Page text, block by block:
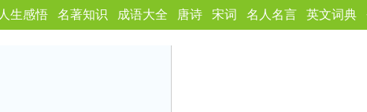
人生感悟 名著知识 成语大全 唐诗 宋词 名人名言 英文词典